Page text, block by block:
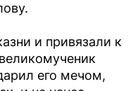
и привязали к
его мечом,